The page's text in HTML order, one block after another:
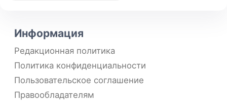
Информация
Редакционная политика
Политика конфиденциальности
Пользовательское соглашение
Правообладателям